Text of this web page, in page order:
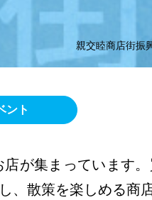
親交睦商店街振
ント
が集まっています
、散策を楽しめる商